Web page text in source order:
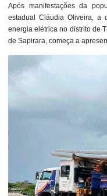
Após manifestações da
estadual Cláudia Oliveira, a
energia elétrica no distrito de
de Sapirara, começa a